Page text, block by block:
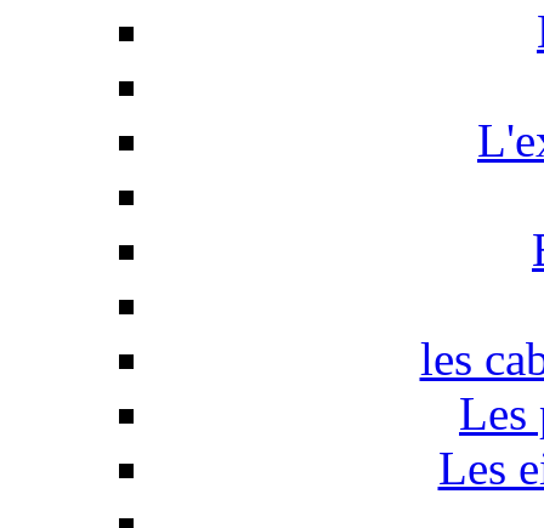
les
Les
Les